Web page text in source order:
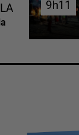
9h11
9h11